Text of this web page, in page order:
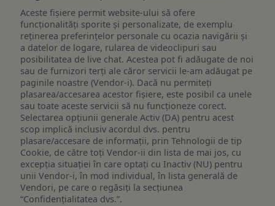
Aceste fișiere permit website-ului să ofere
funcționalități sporite și personalizate, de exemplu
reţinerea preferinţelor personale cu ocazia navigării și
a datelor de logare, rularea de videoclipuri sau
posibilitatea de live chat. Acestea pot fi adăugate de noi
sau de furnizori terți ale căror servicii le-am adăugat pe
paginile noastre (Vendor-i). Dacă nu permiteți
plasarea/accesarea acestor fișiere, este posibil ca unele
sau toate aceste servicii să nu funcționeze corect.
Selectarea opțiunii generale Activ (DA) pentru acest
scop implică inclusiv acordul dvs. pentru
plasare/accesare de informații, prin Tehnologii de tip
Cookie, de către toți Vendor-ii din lista de mai jos, cu
excepția situației în care optați cu Inactiv (NU) pentru
unii Vendor-i, în mod individual, în lista generală de
Vendori, pe care o regăsiți la secțiunea
“Confidențialitatea dvs.”.